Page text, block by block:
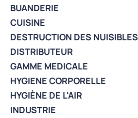
BUANDERIE
CUISINE
DESTRUCTION DES NUISIBLES
DISTRIBUTEUR
GAMME MEDICALE
HYGIENE CORPORELLE
HYGIÈNE DE L'AIR
INDUSTRIE